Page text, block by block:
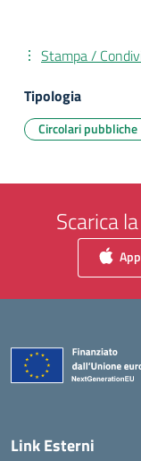
Stampa /
Tipologia
Circolari pubbliche
Scarica
Link Esterni